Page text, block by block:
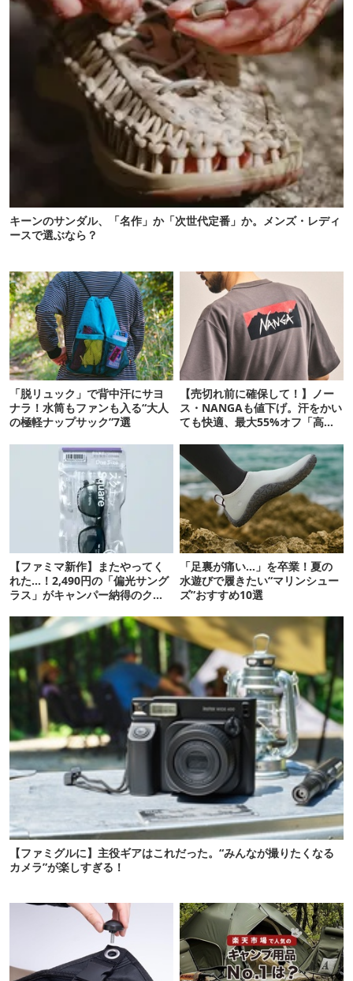
キーンのサンダル、「名作」か「次世代定番」か。メンズ・レディ
ースで選ぶなら？
「脱リュック」で背中汗にサヨ
ナラ！水筒もファンも入る“大人
の極軽ナップサック”7選
【売切れ前に確保して！】ノー
ス・NANGAも値下げ。汗をかい
ても快適、最大55%オフ「高機
【ファミマ新作】またやってく
れた…！2,490円の「偏光サング
ラス」がキャンパー納得のクオ
「足裏が痛い…」を卒業！夏の
水遊びで履きたい“マリンシュー
ズ”おすすめ10選
【ファミグルに】主役ギアはこれだった。“みんなが撮りたくなる
カメラ”が楽しすぎる！